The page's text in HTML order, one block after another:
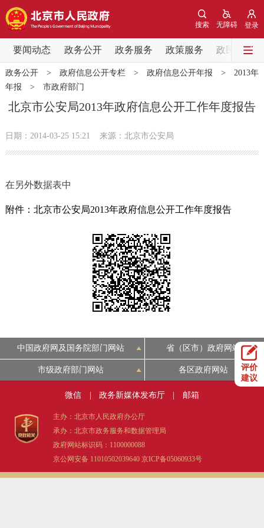
登录
无障碍
搜索
要闻动态 政务公开 政务服务 政策服务 政民互动
要闻动态
党中央精神 国务院信息 中央部委动态
北京要闻 会议信息 部门动态
各区热点
市领导 机构职能 政策服务
政策解读
专题公开
个人服务 法人服务 部门服务
便民服务 利企服务 投资项目
政民互动
政务公开> 政府信息公开专栏> 政府信息公开年报 > 2013年
年报 > 市政府部门
北京市公安局2013年政府信息公开工作年度报告
日期：2014-03-25 15:21 来源：北京市公安局
在另外数据表中
附件：北京市公安局2013年政府信息公开工作年度报告
评价
建议
中国政府网及国务院部门网站 省（区市）政府网站
市级政府部门网站 各区政府网站
微信 政务新媒体发布厅 邮箱
主办：北京市人民政府办公厅
承办：北京市政务服务和数据管理局
政府网站标识码：1100000088
京公网安备 11010502039640 京ICP备05060933号